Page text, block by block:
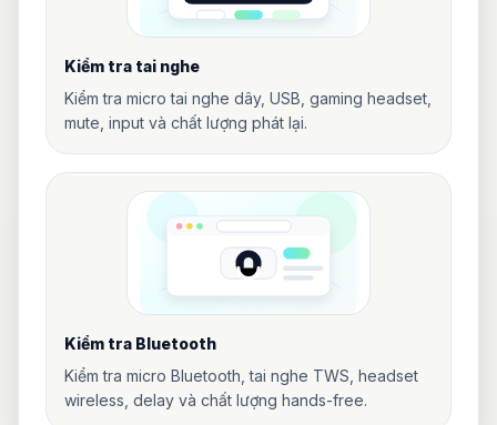
Kiểm tra tai nghe
Kiểm tra micro tai nghe dây, USB, gaming headset,
mute, input và chất lượng phát lại.
Kiểm tra Bluetooth
Kiểm tra micro Bluetooth, tai nghe TWS, headset
wireless, delay và chất lượng hands-free.